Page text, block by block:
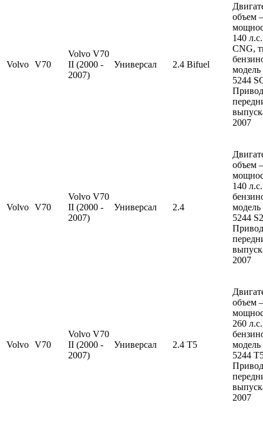
Volvo V70
Volvo V70
II (2000 -
2007)
Универсал 2.4 Bifuel
объем
140
CNG,
5244
2007
Volvo V70
Volvo V70
II (2000 -
2007)
Универсал 2.4
объем
140
5244
2007
Volvo V70
Volvo V70
II (2000 -
2007)
Универсал 2.4 T5
объем
260
5244
2007